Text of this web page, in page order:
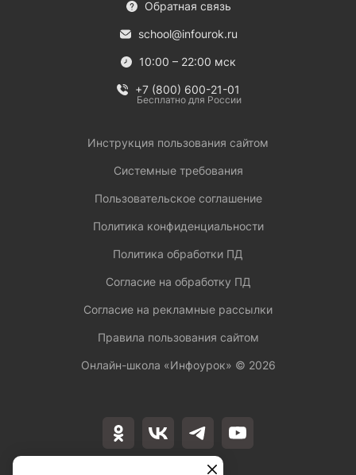
Обратная связь
school@infourok.ru
10:00 – 22:00 мск
+7 (800) 600-21-01
Бесплатно для России
Инструкция пользования сайтом
Системные требования
Пользовательское соглашение
Политика конфиденциальности
Политика обработки ПД
Согласие на обработку ПД
Согласие на рекламные рассылки
Правила пользования сайтом
Онлайн-школа «Инфоурок» © 2026